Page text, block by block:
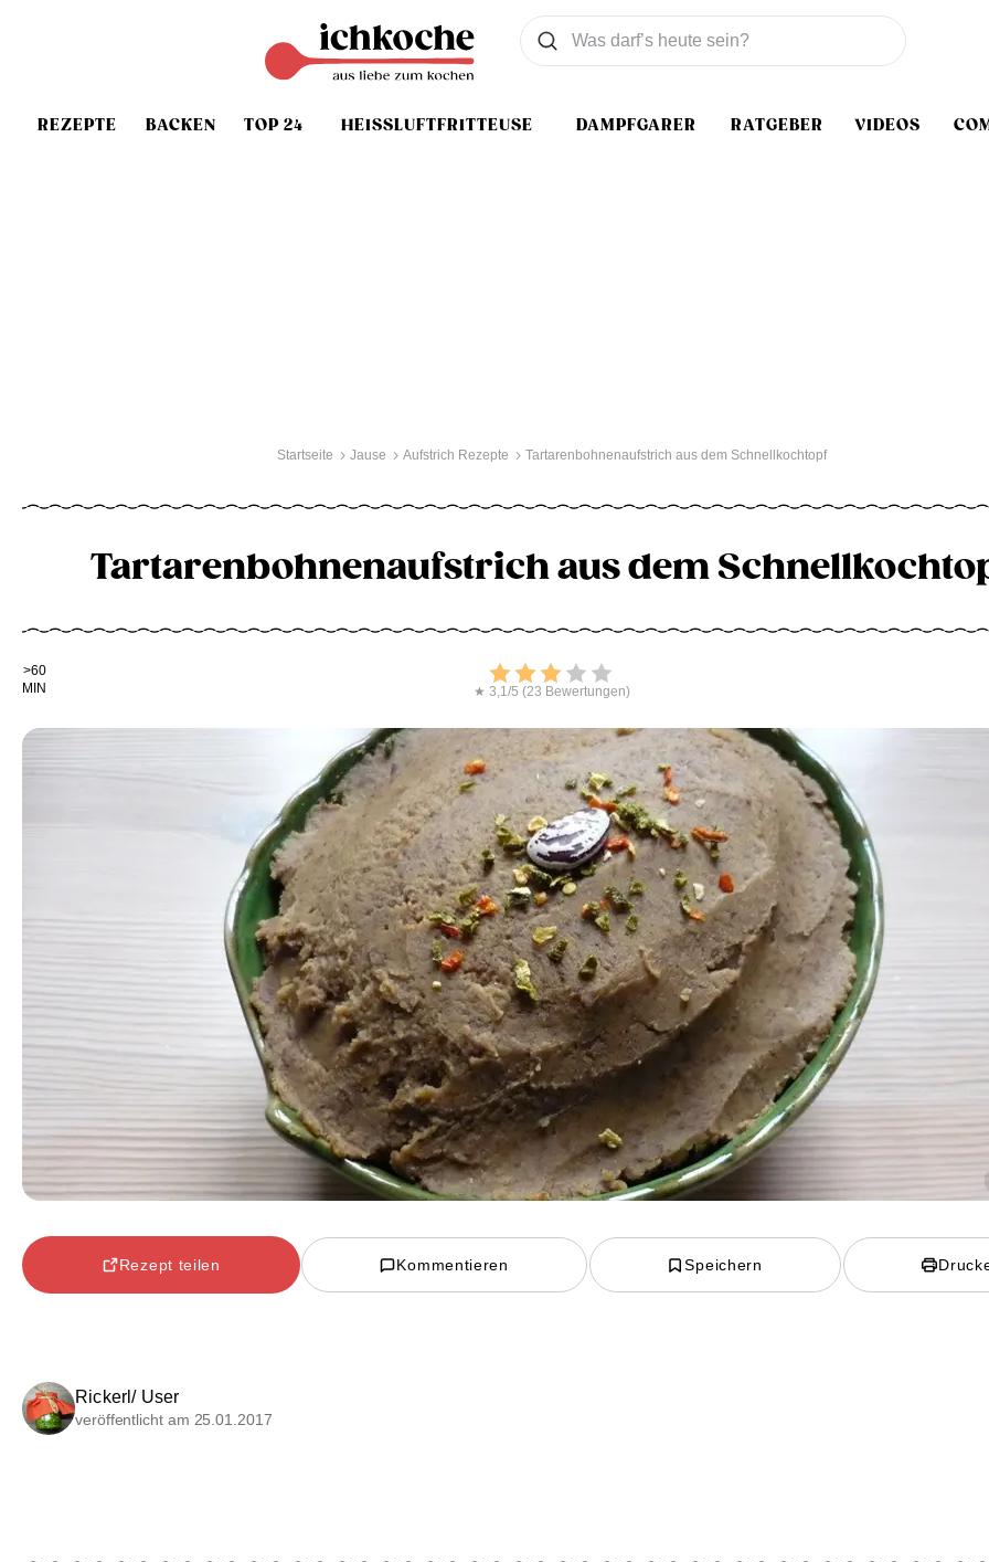
REZEPTE BACKEN TOP 24 HEISSLUFTFRITTEUSE DAMPFGARER RATGEBER VIDEOS
Was wollen Sie suchen
Suchen
Startseite Jause Aufstrich Rezepte Tartarenbohnenaufstrich aus dem Schnellkochtopf
Tartarenbohnenaufstrich aus dem
Kochdauer
>60
MIN
Bewerten
★ 3,1/5 (23 Bewertungen)
Rezept teilen Kommentieren Speichern
Rickerl/ User
veröffentlicht am 25.01.2017